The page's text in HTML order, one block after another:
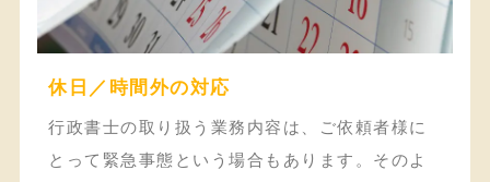
休日／時間外の対応
行政書士の取り扱う業務内容は、ご依頼者様に
とって緊急事態という場合もあります。そのよ